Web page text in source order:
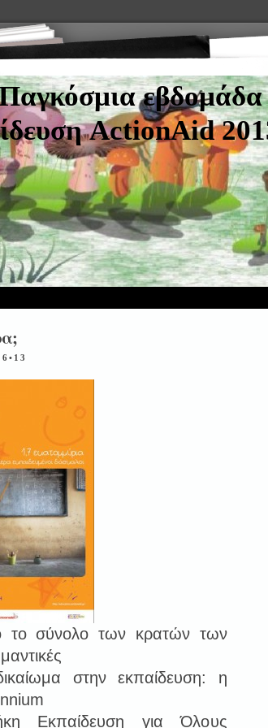
εβδομάδα
ActionAid
σύνολο των κρατών των
στην εκπαίδευση: η
Εκπαίδευση για Όλους